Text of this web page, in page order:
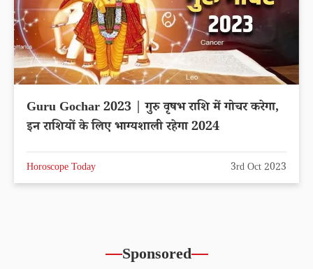
Guru Gochar 2023 | गुरु वृषभ राशि में गोचर करेगा,
इन राशियों के लिए भाग्यशाली रहेगा 2024
Horoscope Today 3rd Oct 2023
Sponsored